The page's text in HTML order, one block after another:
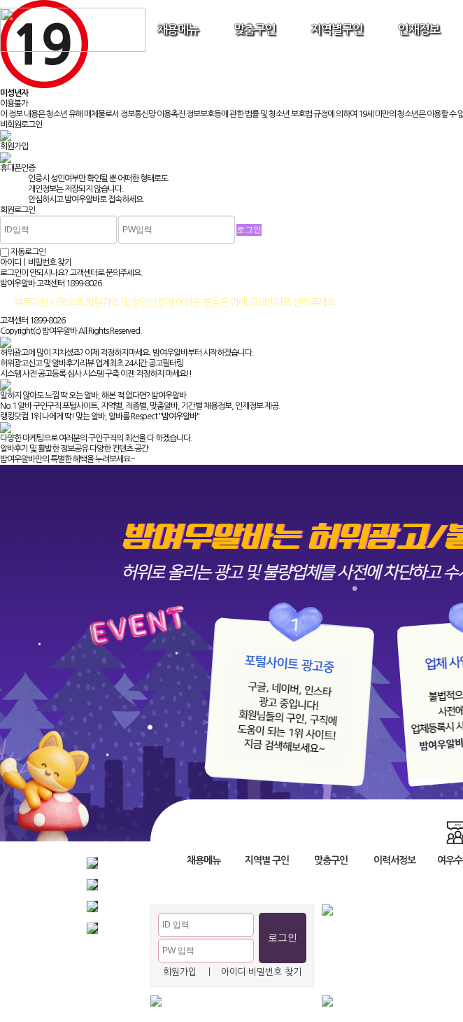
미성년자
이용불가
이 정보 내용은 청소년 유해 매체물로서 정보통신망 이용촉진 정보보호등에 관한 법률 및 청소년 보호법 규정에 의하여 19세 미만의 청소년은 이용할 수
비회원로그인
회원가입
휴대폰인증
인증시 성인여부만 확인될 뿐어떠한 형태로도
개인정보는 저장되지 않습니다.
안심하시고 밤여우알바로 접속하세요.
회원로그인
자동로그인
아이디ㅣ비밀번호 찾기
로그인이 안되시나요? 고객센터로 문의주세요.
밤여우알바 고객센터 1899-8026
부득이한 사정으로 회원가입 및 성인인증이 어려운 분들은 아래 고객센터로 연락주세요
고객센터 1899-8026
Copyright(c) 밤여우알바 All Rights Reserved.
허위광고에 많이 지치셨죠? 이제 걱정하지마세요. 밤여우알바부터 시작하겠습니다.
허위광고신고 및 알바후기리뷰 업계최초 24시간 공고필터링
시스템 사전 공고등록 심사 시스템 구축 이젠 걱정하지 마세요!!
말하지 않아도 느낌 딱 오는 알바, 해본 적 없다면? 밤여우알바
No.1 알바 구인구직 포털사이트, 지역별, 직종별, 맞춤알바, 기간별 채용정보, 인재정보 제공.
랭킹닷컴 1위 나에게 딱! 맞는 알바, 알바를 Respect "밤여우알바"
다양한 마케팅으로 여러분의 구인구직의 최선을 다 하겠습니다.
알바후기 및 활발한 정보공유 다양한 컨텐츠 공간
밤여우알바만의 특별한 혜택을 누려보세요~
채용메뉴 맞춤구인 지역별구인 인재정보
채용메뉴 지역별 구인 맞춤구인 이력서정보 여우
회원가입 아이디·비밀번호 찾기